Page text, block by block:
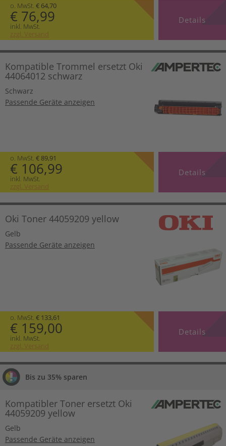
o. MwSt. € 64,70
€ 76,99
inkl. MwSt.
zzgl. Versand
Details
Kompatible Trommel ersetzt Oki
44064012 schwarz
Schwarz
Passende Geräte anzeigen
o. MwSt. € 89,91
€ 106,99
inkl. MwSt.
zzgl. Versand
Details
Oki Toner 44059209 yellow
Gelb
Passende Geräte anzeigen
o. MwSt. € 133,61
€ 159,00
inkl. MwSt.
zzgl. Versand
Details
Bis zu 35% sparen
Kompatibler Toner ersetzt Oki
44059209 yellow
Gelb
Passende Geräte anzeigen